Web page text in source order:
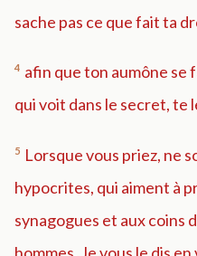
sache pas ce que fait ta
4 afin que ton aumône se
qui voit dans le secret, te
5 Lorsque vous priez, ne
hypocrites, qui aiment à
synagogues et aux coins